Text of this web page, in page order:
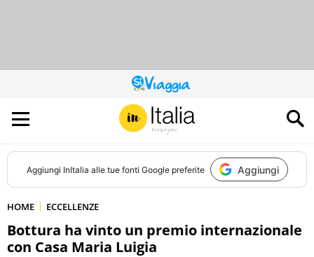
QUESTO
SITO
CONTRIBUISCE
ALL’AUDIENCE
DI
Aggiungi InItalia alle tue fonti Google preferite Aggiungi
HOME ECCELLENZE
Bottura ha vinto un premio internazionale
con Casa Maria Luigia